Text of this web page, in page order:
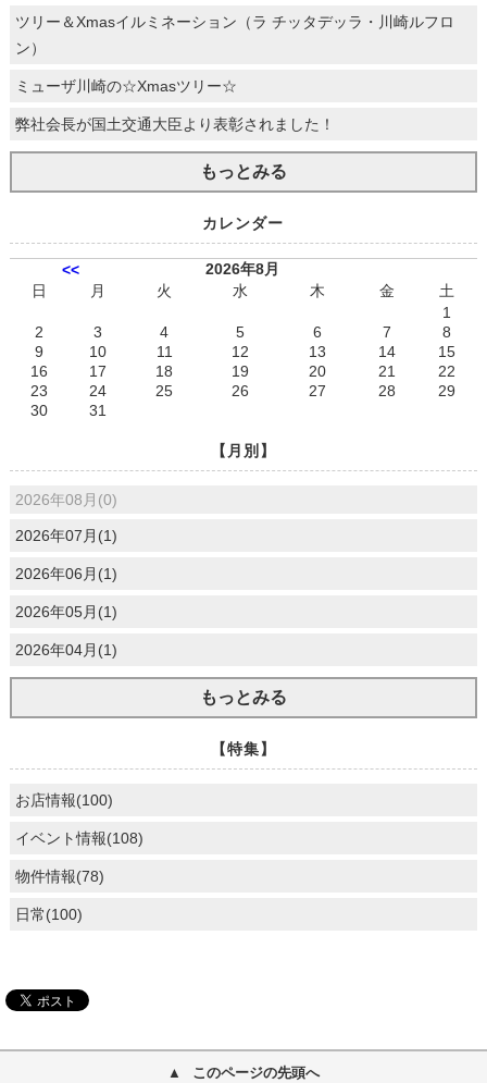
ツリー＆Xmasイルミネーション（ラ チッタデッラ・川崎ルフロ
ン）
ミューザ川崎の☆Xmasツリー☆
弊社会長が国土交通大臣より表彰されました！
もっとみる
カレンダー
<<
2026年8月
日
月 火 水 木 金
土
1
2
3 4 5 6 7
8
9
10 11 12 13 14
15
16
17 18 19 20 21
22
23
24 25 26 27 28
29
30
31
【月別】
2026年08月(0)
2026年07月(1)
2026年06月(1)
2026年05月(1)
2026年04月(1)
もっとみる
【特集】
お店情報(100)
イベント情報(108)
物件情報(78)
日常(100)
このページの先頭へ